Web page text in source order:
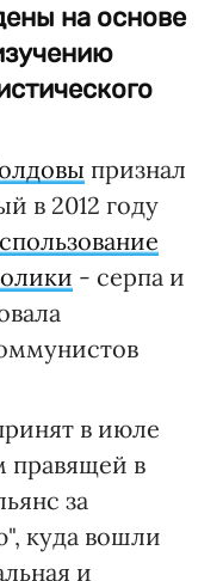
на основе
признал
в 2012 году
- серпа и
в июле
правящей в
за
куда вошли
и